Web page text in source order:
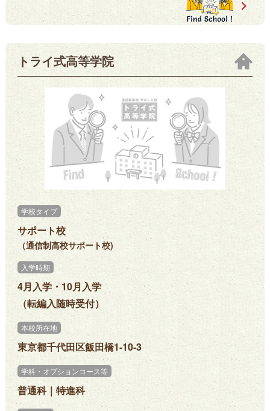
トライ式高等学院
学校タイプ
サポート校
（通信制高校サポート校)
入学時期
4月入学・10月入学
（転編入随時受付）
本校所在地
東京都千代田区飯田橋1-10-3
学科・オプションコース等
普通科｜特進科